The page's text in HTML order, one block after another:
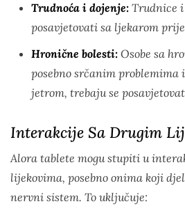
Trudnoća i dojenje: Trudnice
posavjetovati sa ljekarom
Hronične bolesti: Osobe sa
posebno srčanim problemima
jetrom, trebaju se
Interakcije Sa Drugim
Alora tablete mogu stupiti u
lijekovima, posebno onima koji
nervni sistem. To uključuje: